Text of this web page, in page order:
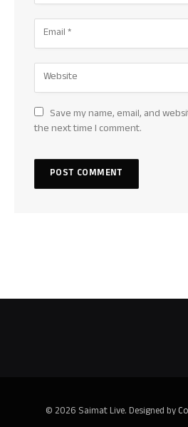
Save my name, email, and
the next time I comment.
© 2026 Saimat Live. Designed by